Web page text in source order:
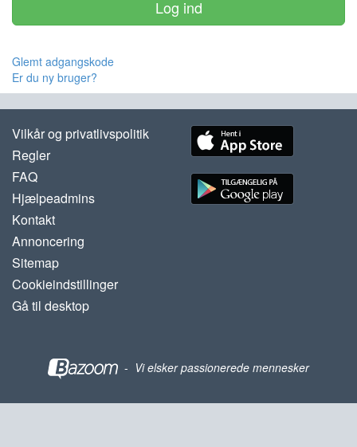
Log ind
Glemt adgangskode
Er du ny bruger?
Vilkår og privatlivspolitik
Regler
FAQ
Hjælpeadmins
Kontakt
Annoncering
Sitemap
Cookieindstillinger
Gå til desktop
- Vi elsker passionerede mennesker